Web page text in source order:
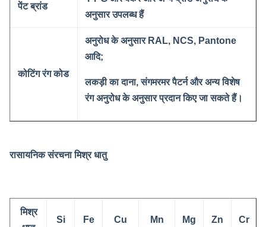
पेंट ब्रांड
अनुसार उपलब्ध हैं
कोटिंग रंग कोड
अनुरोध के अनुसार RAL, NCS, Pantone
आदि;
लकड़ी का दाना, संगमरमर पैटर्न और अन्य विशेष
रंग अनुरोध के अनुसार प्रदान किए जा सकते हैं।
रासायनिक संरचना मिश्र धातु
मिश्र
Si Fe Cu Mn Mg Zn Cr